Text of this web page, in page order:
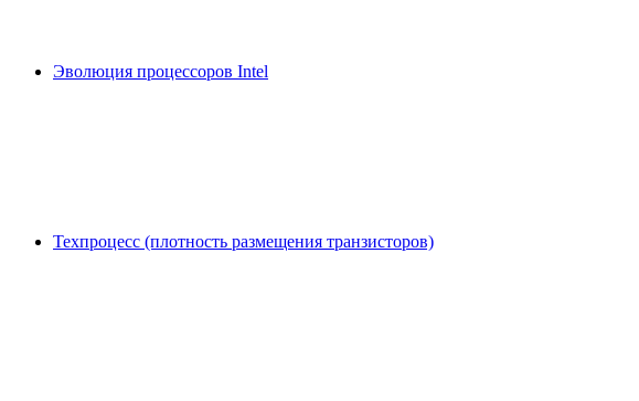
Эволюция процессоров Intel
Техпроцесс (плотность размещения транзисторов)